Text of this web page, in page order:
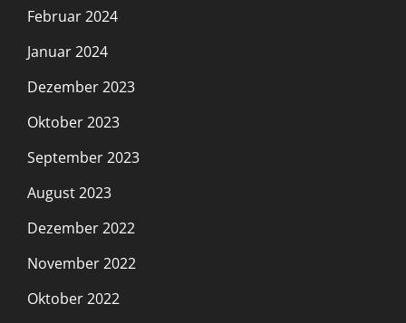
Februar 2024
Januar 2024
Dezember 2023
Oktober 2023
September 2023
August 2023
Dezember 2022
November 2022
Oktober 2022